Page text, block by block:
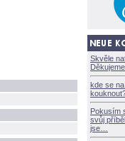
Skvěle
Děkujeme.
kde se
Pokusím
svůj
jse